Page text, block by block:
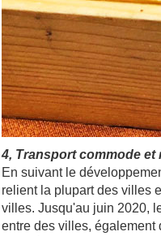
4, Transport commode et
En suivant le
relient la plupart des villes
villes. Jusqu'au juin 2020,
entre des villes, également